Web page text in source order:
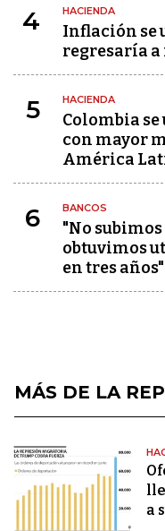
4 HACIENDA
Inflación se
regresaría a
5 HACIENDA
Colombia
con mayor
América
6 BANCOS
"No
obtuvimos
en tres años"
MÁS DE LA
a